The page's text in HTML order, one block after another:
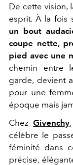
De cette vision,
esprit. À la fois
un bout
coupe nette,
pied avec une
chemin entre
garde, devient
pour une
époque mais
Chez Givenchy
célèbre le
féminité dans
précise,